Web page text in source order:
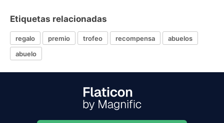
Etiquetas relacionadas
regalo premio trofeo recompensa
abuelos
abuelo